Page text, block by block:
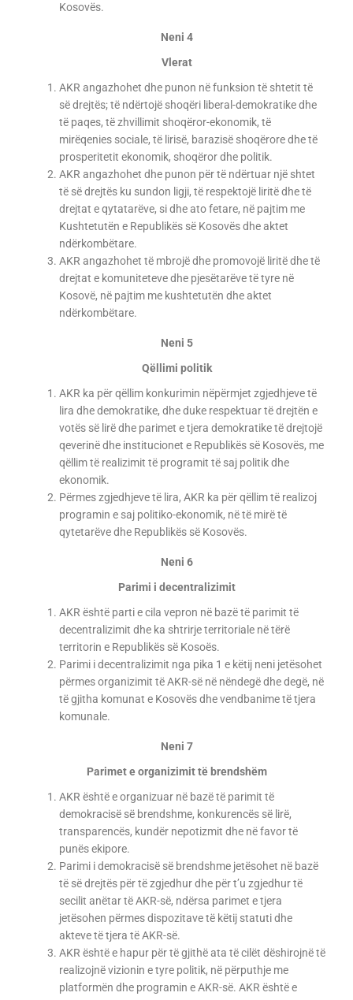
Kosovës.
Neni 4
Vlerat
AKR angazhohet dhe punon në funksion të shtetit të
së drejtës; të ndërtojë shoqëri liberal-demokratike dhe
të paqes, të zhvillimit shoqëror-ekonomik, të
mirëqenies sociale, të lirisë, barazisë shoqërore dhe të
prosperitetit ekonomik, shoqëror dhe politik.
AKR angazhohet dhe punon për të ndërtuar një shtet
të së drejtës ku sundon ligji, të respektojë liritë dhe të
drejtat e qytatarëve, si dhe ato fetare, në pajtim me
Kushtetutën e Republikës së Kosovës dhe aktet
ndërkombëtare.
AKR angazhohet të mbrojë dhe promovojë liritë dhe të
drejtat e komuniteteve dhe pjesëtarëve të tyre në
Kosovë, në pajtim me kushtetutën dhe aktet
ndërkombëtare.
Neni 5
Qëllimi politik
AKR ka për qëllim konkurimin nëpërmjet zgjedhjeve të
lira dhe demokratike, dhe duke respektuar të drejtën e
votës së lirë dhe parimet e tjera demokratike të drejtojë
qeverinë dhe institucionet e Republikës së Kosovës, me
qëllim të realizimit të programit të saj politik dhe
ekonomik.
Përmes zgjedhjeve të lira, AKR ka për qëllim të realizoj
programin e saj politiko-ekonomik, në të mirë të
qytetarëve dhe Republikës së Kosovës.
Neni 6
Parimi i decentralizimit
AKR është parti e cila vepron në bazë të parimit të
decentralizimit dhe ka shtrirje territoriale në tërë
territorin e Republikës së Kosoës.
Parimi i decentralizimit nga pika 1 e këtij neni jetësohet
përmes organizimit të AKR-së në nëndegë dhe degë, në
të gjitha komunat e Kosovës dhe vendbanime të tjera
komunale.
Neni 7
Parimet e organizimit të brendshëm
AKR është e organizuar në bazë të parimit të
demokracisë së brendshme, konkurencës së lirë,
transparencës, kundër nepotizmit dhe në favor të
punës ekipore.
Parimi i demokracisë së brendshme jetësohet në bazë
të së drejtës për të zgjedhur dhe për t’u zgjedhur të
secilit anëtar të AKR-së, ndërsa parimet e tjera
jetësohen përmes dispozitave të këtij statuti dhe
akteve të tjera të AKR-së.
AKR është e hapur për të gjithë ata të cilët dëshirojnë të
realizojnë vizionin e tyre politik, në përputhje me
platformën dhe programin e AKR-së. AKR është e